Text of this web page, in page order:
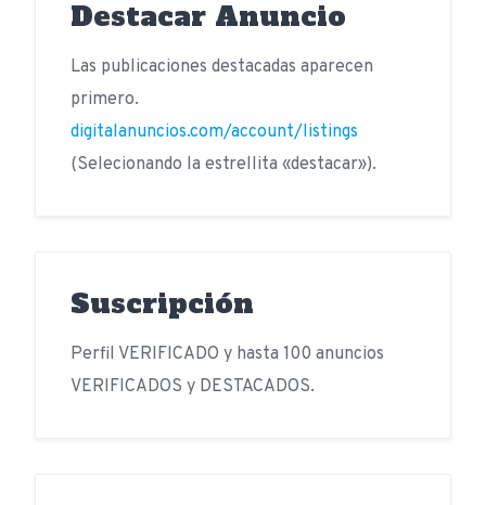
Destacar Anuncio
Las publicaciones destacadas aparecen
primero.
digitalanuncios.com/account/listings
(Selecionando la estrellita «destacar»).
Suscripción
Perfil VERIFICADO y hasta 100 anuncios
VERIFICADOS y DESTACADOS.